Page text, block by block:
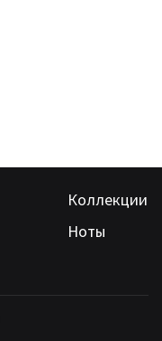
Коллекции
Ноты